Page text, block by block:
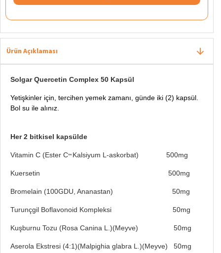
Ürün Açıklaması
Solgar Quercetin Complex 50 Kapsül
Yetişkinler için, tercihen yemek zamanı, günde iki (2) kapsül.
Bol su ile alınız.
Her 2 bitkisel kapsülde
Vitamin C (Ester C™ Kalsiyum L-askorbat) 500mg
Kuersetin 500mg
Bromelain (100GDU, Ananastan) 50mg
Turunçgil Boflavonoid Kompleksi 50mg
Kuşburnu Tozu (Rosa Canina L.)(Meyve) 50mg
Aserola Ekstresi (4:1)(Malpighia glabra L.)(Meyve) 50mg